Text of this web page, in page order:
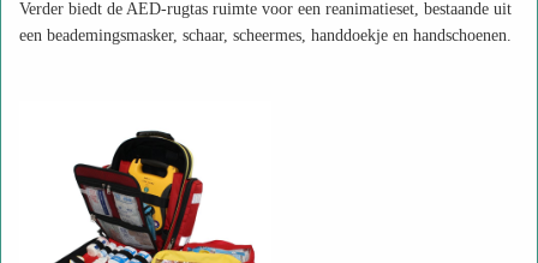
Verder biedt de AED-rugtas ruimte voor een reanimatieset, bestaande uit
een beademingsmasker, schaar, scheermes, handdoekje en handschoenen.